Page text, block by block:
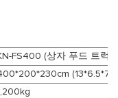
FS400 (상자 푸드 트럭